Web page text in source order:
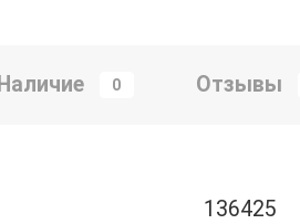
Наличие 0 Отзывы
136425